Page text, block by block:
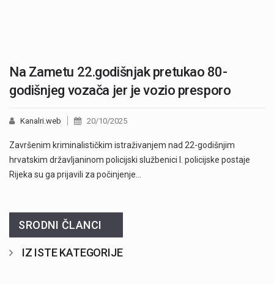
Na Zametu 22.godišnjak pretukao 80-
godišnjeg vozača jer je vozio presporo
Kanalri.web 20/10/2025
Završenim kriminalističkim istraživanjem nad 22-godišnjim
hrvatskim državljaninom policijski službenici I. policijske postaje
Rijeka su ga prijavili za počinjenje…
SRODNI ČLANCI
IZ ISTE KATEGORIJE